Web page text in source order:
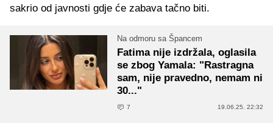
sakrio od javnosti gdje će zabava tačno biti.
Na odmoru sa Špancem
Fatima nije izdržala, oglasila
se zbog Yamala: "Rastragna
sam, nije pravedno, nemam ni
30..."
7 19.06.25. 22:32